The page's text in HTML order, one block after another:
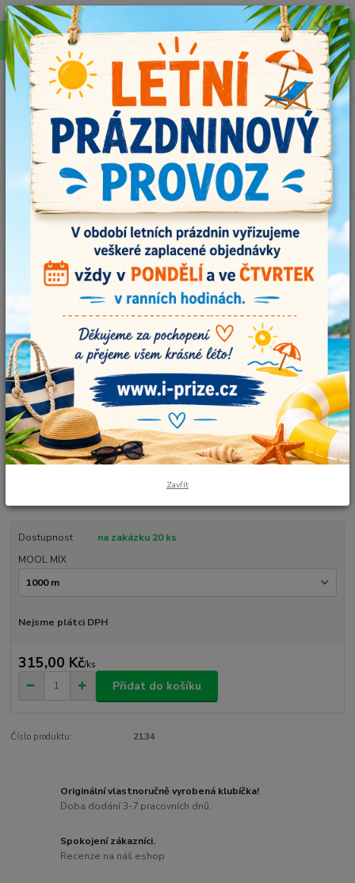
Pro rychlejší vyřízení Vašich dotazů, využijte během letních prázdnin náš
email info@i-prize.cz. Děkujeme
Menu
Hledat
+420704179566 0ks
za0,00 Kč
MOOL - vlastnoručně vyráběná klubíčka
MOOL ORIGINAL
č.20067 lososová
MOOL ORIGINAL č.20067
lososová
Duhové klubíčko v návinu, který si sami zvolíte. Je vhodné pro čepičky,
šaty, sukně, šátky, tuniky, deky a také originální dekorace. Vlastnoručně
smotané, vyrobené v České republice. Údržba: prát ručně nebo v pračce
max na 30°C. Nesušit v sušičce. Složení: 50% bavlna / 50% akryl Počet
Dostupnost
na zakázku 20 ks
MOOL MIX
Nejsme plátci DPH
315,00 Kč/ks
Přidat do košíku
Číslo produktu: 2134
Originální vlastnoručně vyrobená klubíčka!
Doba dodání 3-7 pracovních dnů.
Spokojení zákazníci.
Recenze na náš eshop
Zavřít